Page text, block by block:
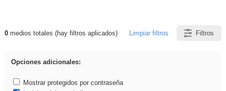
Resultados de: Arquitectura
0medios totales (hay filtros aplicados) Limpiar filtros Filtros
Opciones adicionales:
Mostrar protegidos por contraseña